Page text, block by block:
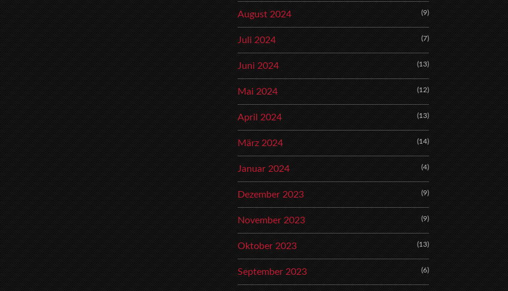
August 2024 (9)
Juli 2024 (7)
Juni 2024 (13)
Mai 2024 (12)
April 2024 (13)
März 2024 (14)
Januar 2024 (4)
Dezember 2023 (9)
November 2023 (9)
Oktober 2023 (13)
September 2023 (6)